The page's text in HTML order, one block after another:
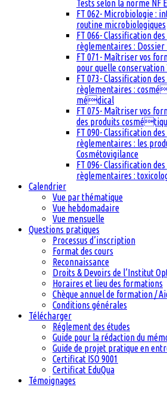
Tests selon la norme NF
FT 062- Microbiologie :
routine microbiologiques
FT 066- Classification
règlementaires :
FT 071- Maîtriser vos
pour quelle conservation
FT 073- Classification
règlementaires :
médical
FT 075- Maîtriser vos
des produits
FT 090- Classification
règlementaires : les
Cosmétovigilance
FT 096- Classification
règlementaires :
Calendrier
Vue par thématique
Vue hebdomadaire
Vue mensuelle
Questions pratiques
Processus d’inscription
Format des cours
Reconnaissance
Droits & Devoirs de l’Institut
Horaires et lieu des formations
Chèque annuel de formation /
Conditions générales
Télécharger
Réglement des études
Guide pour la rédaction du
Guide de projet pratique en
Certificat ISO 9001
Certificat EduQua
Témoignages